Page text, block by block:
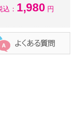
込： 1,980 円